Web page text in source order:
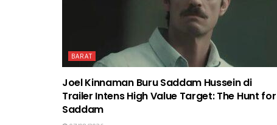
BARAT
Joel Kinnaman Buru Saddam Hussein di
Trailer Intens High Value Target: The Hunt for
Saddam